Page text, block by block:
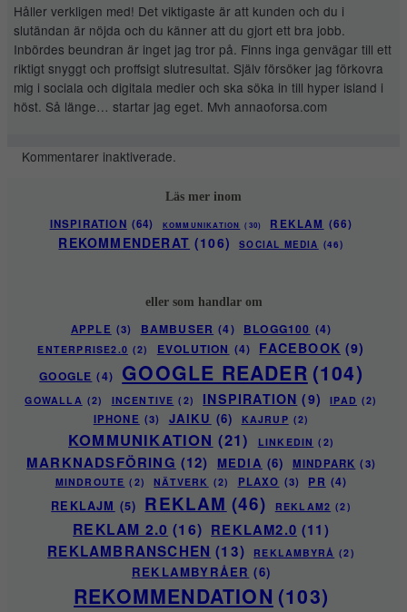
Håller verkligen med! Det viktigaste är att kunden och du i
slutändan är nöjda och du känner att du gjort ett bra jobb.
Inbördes beundran är inget jag tror på. Finns inga genvägar till ett
riktigt snyggt och proffsigt slutresultat. Själv försöker jag förkovra
mig i sociala och digitala medier och ska söka in till hyper island i
höst. Så länge… startar jag eget. Mvh annaoforsa.com
Kommentarer inaktiverade.
Läs mer inom
INSPIRATION (64) KOMMUNIKATION (30) REKLAM (66)
REKOMMENDERAT (106) SOCIAL MEDIA (46)
eller som handlar om
APPLE (3) BAMBUSER (4) BLOGG100 (4)
ENTERPRISE2.0 (2) EVOLUTION (4) FACEBOOK (9)
GOOGLE (4) GOOGLE READER (104)
GOWALLA (2) INCENTIVE (2) INSPIRATION (9) IPAD (2)
IPHONE (3) JAIKU (6) KAJRUP (2)
KOMMUNIKATION (21) LINKEDIN (2)
MARKNADSFÖRING (12) MEDIA (6) MINDPARK (3)
MINDROUTE (2) NÄTVERK (2) PLAXO (3) PR (4)
REKLAJM (5) REKLAM (46) REKLAM2 (2)
REKLAM 2.0 (16) REKLAM2.0 (11)
REKLAMBRANSCHEN (13) REKLAMBYRÅ (2)
REKLAMBYRÅER (6)
REKOMMENDATION (103)